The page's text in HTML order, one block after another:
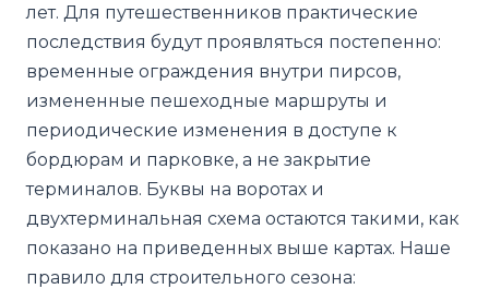
лет. Для путешественников практические
последствия будут проявляться постепенно:
временные ограждения внутри пирсов,
измененные пешеходные маршруты и
периодические изменения в доступе к
бордюрам и парковке, а не закрытие
терминалов. Буквы на воротах и
двухтерминальная схема остаются такими, как
показано на приведенных выше картах. Наше
правило для строительного сезона: